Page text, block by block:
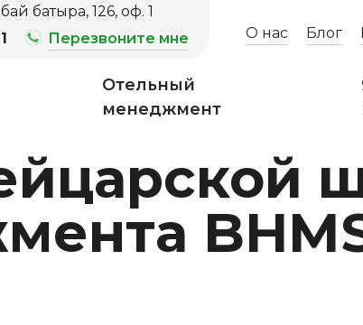
батыра, 126, оф. 1
Перезвоните мне О нас Блог
Отельный
менеджмент